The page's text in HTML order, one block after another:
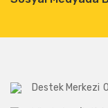
Destek Merkezi